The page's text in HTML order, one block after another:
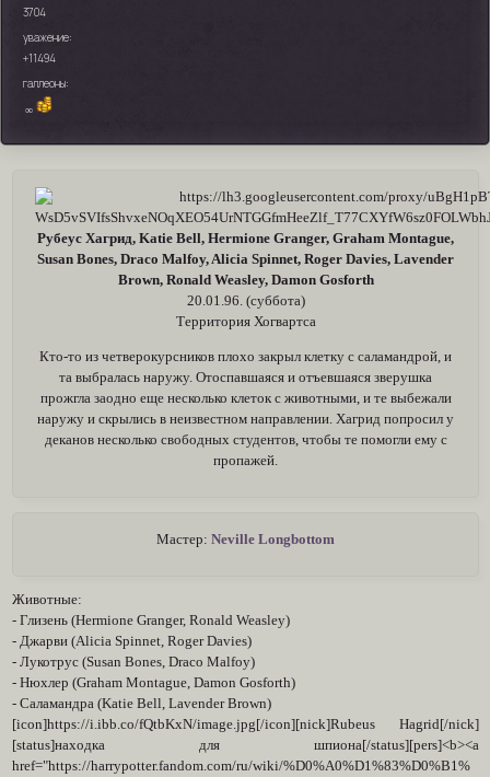
3704
уважение:
+11494
галлеоны:
∞
Рубеус Хагрид, Katie Bell, Hermione Granger, Graham Montague,
Susan Bones, Draco Malfoy, Alicia Spinnet, Roger Davies, Lavender
Brown, Ronald Weasley, Damon Gosforth
20.01.96. (суббота)
Территория Хогвартса
Кто-то из четверокурсников плохо закрыл клетку с саламандрой, и
та выбралась наружу. Отоспавшаяся и отъевшаяся зверушка
прожгла заодно еще несколько клеток с животными, и те выбежали
наружу и скрылись в неизвестном направлении. Хагрид попросил у
деканов несколько свободных студентов, чтобы те помогли ему с
пропажей.
Мастер: Neville Longbottom
Животные:
- Глизень (Hermione Granger, Ronald Weasley)
- Джарви (Alicia Spinnet, Roger Davies)
- Лукотрус (Susan Bones, Draco Malfoy)
- Нюхлер (Graham Montague, Damon Gosforth)
- Саламандра (Katie Bell, Lavender Brown)
[icon]https://i.ibb.co/fQtbKxN/image.jpg[/icon][nick]Rubeus Hagrid[/nick]
[status]находка для шпиона[/status][pers]<b><a
href="https://harrypotter.fandom.com/ru/wiki/%D0%A0%D1%83%D0%B1%